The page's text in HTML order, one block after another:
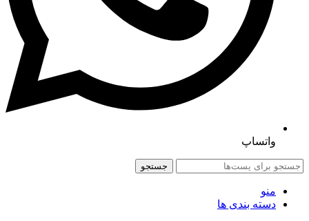
واتساپ
جستجو
منو
دسته بندی ها